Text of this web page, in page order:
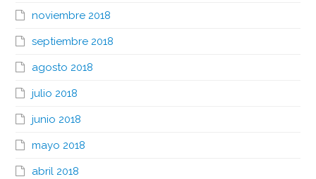
noviembre 2018
septiembre 2018
agosto 2018
julio 2018
junio 2018
mayo 2018
abril 2018